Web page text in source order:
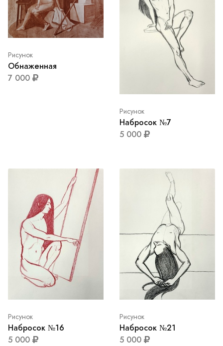
Рисунок
Обнаженная
7 000
Рисунок
Набросок №7
5 000
Рисунок
Набросок №16
5 000
Рисунок
Набросок №21
5 000